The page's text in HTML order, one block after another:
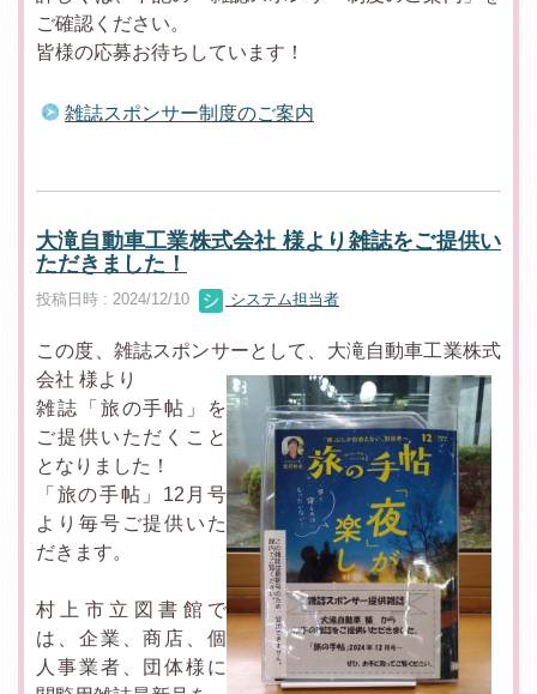
ご確認ください。
皆様の応募お待ちしています！
雑誌スポンサー制度のご案内
大滝自動車工業株式会社 様より雑誌をご提供い
ただきました！
投稿日時 : 2024/12/10 システム担当者
この度、雑誌スポンサーとして、大滝自動車工業株式
会社 様より
雑誌「旅の手帖」を
ご提供いただくこと
となりました！
「旅の手帖」12月号
より毎号ご提供いた
だきます。
村上市立図書館で
は、企業、商店、個
人事業者、団体様に